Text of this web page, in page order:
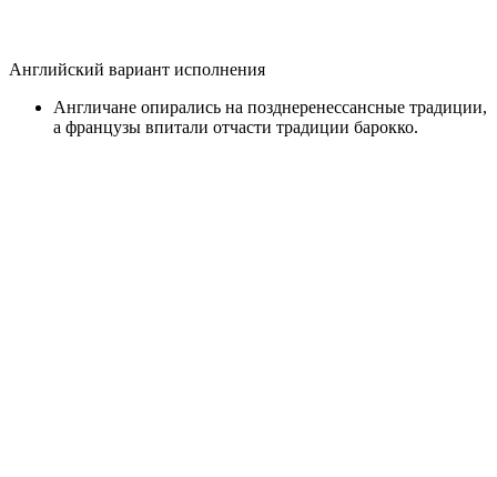
Английский вариант исполнения
Англичане опирались на позднеренессансные традиции,
а французы впитали отчасти традиции барокко.